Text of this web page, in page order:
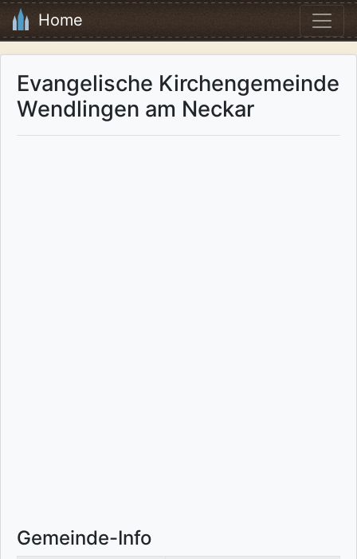
Home
Evangelische Kirchengemeinde
Wendlingen am Neckar
Gemeinde-Info